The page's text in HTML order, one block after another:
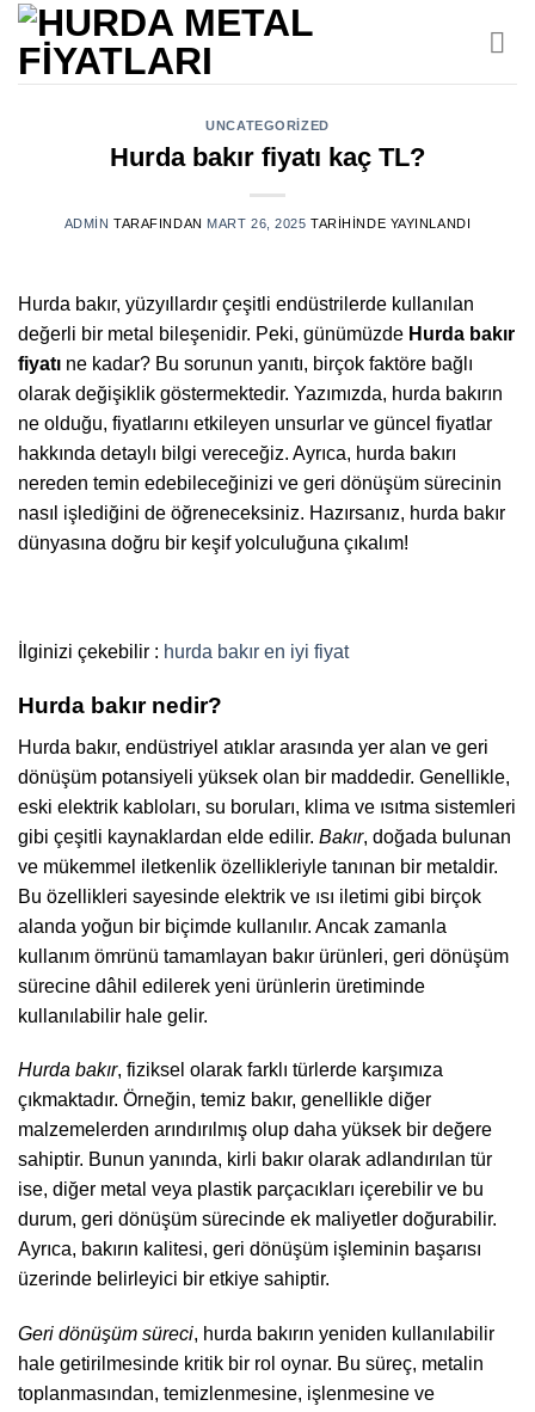
İçeriğe
atla
UNCATEGORIZED
Hurda bakır fiyatı kaç TL?
ADMIN TARAFINDAN MART 26, 2025 TARIHINDE YAYINLANDI
Hurda bakır, yüzyıllardır çeşitli endüstrilerde kullanılan
değerli bir metal bileşenidir. Peki, günümüzde Hurda bakır
fiyatı ne kadar? Bu sorunun yanıtı, birçok faktöre bağlı
olarak değişiklik göstermektedir. Yazımızda, hurda bakırın
ne olduğu, fiyatlarını etkileyen unsurlar ve güncel fiyatlar
hakkında detaylı bilgi vereceğiz. Ayrıca, hurda bakırı
nereden temin edebileceğinizi ve geri dönüşüm sürecinin
nasıl işlediğini de öğreneceksiniz. Hazırsanız, hurda bakır
dünyasına doğru bir keşif yolculuğuna çıkalım!
İlginizi çekebilir : hurda bakır en iyi fiyat
Hurda bakır nedir?
Hurda bakır, endüstriyel atıklar arasında yer alan ve geri
dönüşüm potansiyeli yüksek olan bir maddedir. Genellikle,
eski elektrik kabloları, su boruları, klima ve ısıtma sistemleri
gibi çeşitli kaynaklardan elde edilir. Bakır, doğada bulunan
ve mükemmel iletkenlik özellikleriyle tanınan bir metaldir.
Bu özellikleri sayesinde elektrik ve ısı iletimi gibi birçok
alanda yoğun bir biçimde kullanılır. Ancak zamanla
kullanım ömrünü tamamlayan bakır ürünleri, geri dönüşüm
sürecine dâhil edilerek yeni ürünlerin üretiminde
kullanılabilir hale gelir.
Hurda bakır, fiziksel olarak farklı türlerde karşımıza
çıkmaktadır. Örneğin, temiz bakır, genellikle diğer
malzemelerden arındırılmış olup daha yüksek bir değere
sahiptir. Bunun yanında, kirli bakır olarak adlandırılan tür
ise, diğer metal veya plastik parçacıkları içerebilir ve bu
durum, geri dönüşüm sürecinde ek maliyetler doğurabilir.
Ayrıca, bakırın kalitesi, geri dönüşüm işleminin başarısı
üzerinde belirleyici bir etkiye sahiptir.
Geri dönüşüm süreci, hurda bakırın yeniden kullanılabilir
hale getirilmesinde kritik bir rol oynar. Bu süreç, metalin
toplanmasından, temizlenmesine, işlenmesine ve